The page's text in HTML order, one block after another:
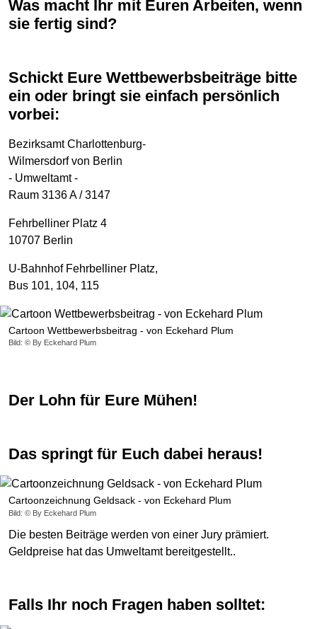
Was macht Ihr mit Euren Arbeiten, wenn
sie fertig sind?
Schickt Eure Wettbewerbsbeiträge bitte
ein oder bringt sie einfach persönlich
vorbei:
Cartoon Wettbewerbsbeitrag - von Eckehard Plum
Bild: © By Eckehard Plum
Bezirksamt Charlottenburg-
Wilmersdorf von Berlin
- Umweltamt -
Raum 3136 A / 3147
Fehrbelliner Platz 4
10707 Berlin
U-Bahnhof Fehrbelliner Platz,
Bus 101, 104, 115
Der Lohn für Eure Mühen!
Das springt für Euch dabei heraus!
Cartoonzeichnung Geldsack - von Eckehard Plum
Bild: © By Eckehard Plum
Die besten Beiträge werden von einer Jury prämiert.
Geldpreise hat das Umweltamt bereitgestellt..
Falls Ihr noch Fragen haben solltet: